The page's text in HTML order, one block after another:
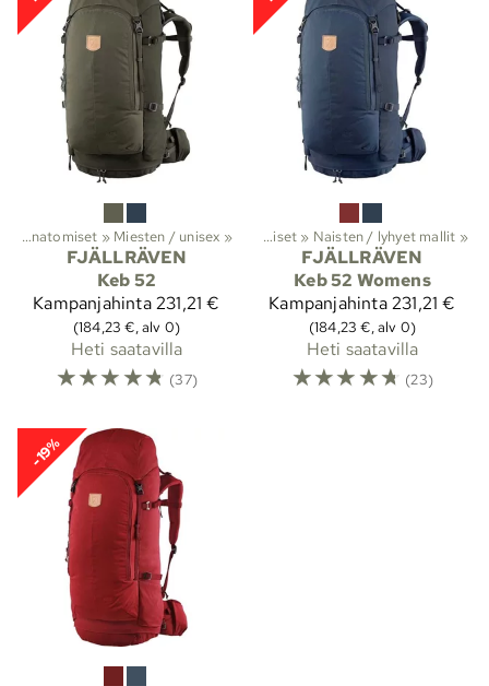
Anatomiset ‪» Miesten / unisex ‪»
FJÄLLRÄVEN
Keb 52
Kampanjahinta231,21 €
(184,23 €, alv 0)
Heti saatavilla
☆☆☆☆☆ (37)
‪»Reput ja laukut‪»Rinkat‪» Anatomiset ‪» Naisten / lyhyet mallit ‪»
FJÄLLRÄVEN
Keb 52 Womens
Kampanjahinta231,21 €
(184,23 €, alv 0)
Heti saatavilla
☆☆☆☆☆ (23)
-19%